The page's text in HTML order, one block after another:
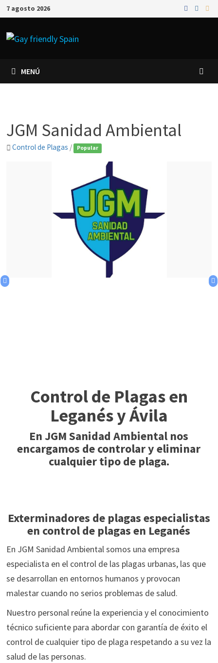
7 agosto 2026
MENÚ
JGM Sanidad Ambiental
Control de Plagas / Popular
Control de Plagas en
Leganés y Ávila
En JGM Sanidad Ambiental nos
encargamos de controlar y eliminar
cualquier tipo de plaga.
Exterminadores de plagas especialistas
en control de plagas en Leganés
En JGM Sanidad Ambiental somos una empresa
especialista en el control de las plagas urbanas, las que
se desarrollan en entornos humanos y provocan
malestar cuando no serios problemas de salud.
Nuestro personal reúne la experiencia y el conocimiento
técnico suficiente para abordar con garantía de éxito el
control de cualquier tipo de plaga respetando a su vez la
salud de las personas.